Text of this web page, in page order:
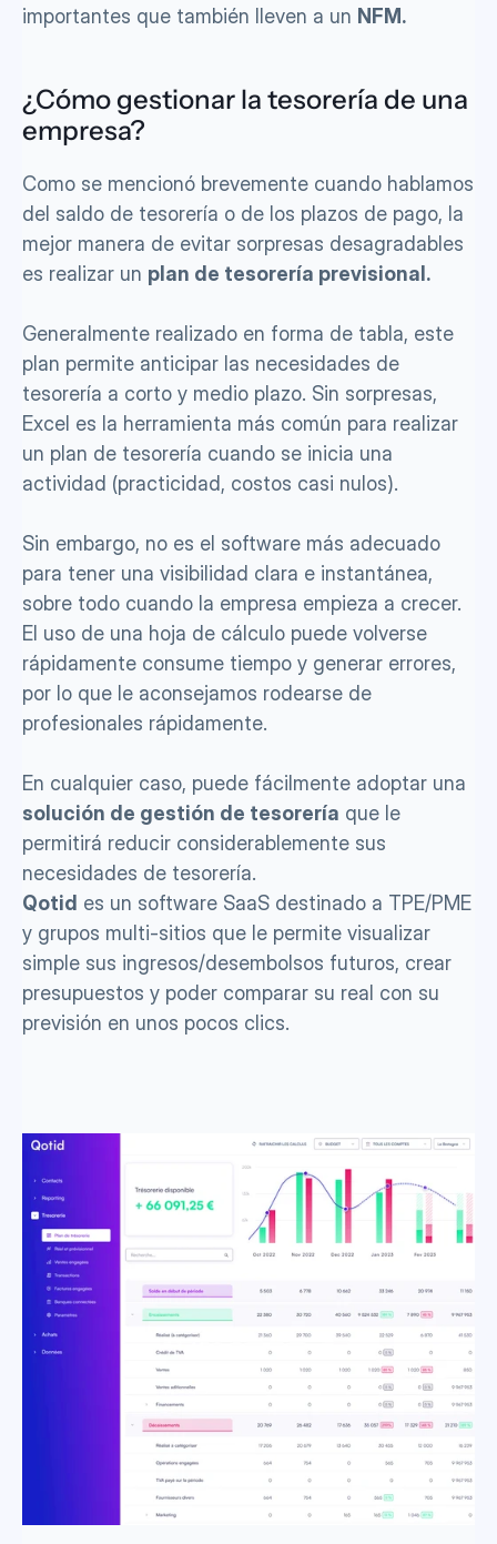
importantes que también lleven a un NFM.
¿Cómo gestionar la tesorería de una
empresa?
Como se mencionó brevemente cuando hablamos
del saldo de tesorería o de los plazos de pago, la
mejor manera de evitar sorpresas desagradables
es realizar un plan de tesorería previsional.
Generalmente realizado en forma de tabla, este
plan permite anticipar las necesidades de
tesorería a corto y medio plazo. Sin sorpresas,
Excel es la herramienta más común para realizar
un plan de tesorería cuando se inicia una
actividad (practicidad, costos casi nulos).
Sin embargo, no es el software más adecuado
para tener una visibilidad clara e instantánea,
sobre todo cuando la empresa empieza a crecer.
El uso de una hoja de cálculo puede volverse
rápidamente consume tiempo y generar errores,
por lo que le aconsejamos rodearse de
profesionales rápidamente.
solución de gestión de tesorería que le
permitirá reducir considerablemente sus
necesidades de tesorería.
Qotid es un software SaaS destinado a TPE/PME
y grupos multi-sitios que le permite visualizar
simple sus ingresos/desembolsos futuros, crear
presupuestos y poder comparar su real con su
previsión en unos pocos clics.